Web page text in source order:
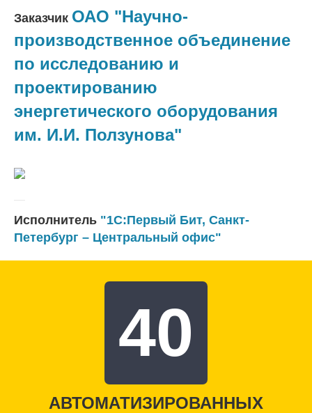
Заказчик ОАО "Научно-
производственное объединение
по исследованию и
проектированию
энергетического оборудования
им. И.И. Ползунова"
Исполнитель "1С:Первый Бит, Санкт-
Петербург – Центральный офис"
40
АВТОМАТИЗИРОВАННЫХ